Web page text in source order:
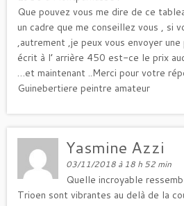
Que pouvez vous me dire de ce
un cadre que me conseillez vous , si
,autrement ,je peux vous envoyer
écrit à l’ arrière 450 est-ce le prix
…et maintenant ..Merci pour votre
Guinebertiere peintre amateur
Yasmine Azzi
03/11/2018 à 18 h 52 min
Quelle incroyable
Trioen sont vibrantes au delà de la